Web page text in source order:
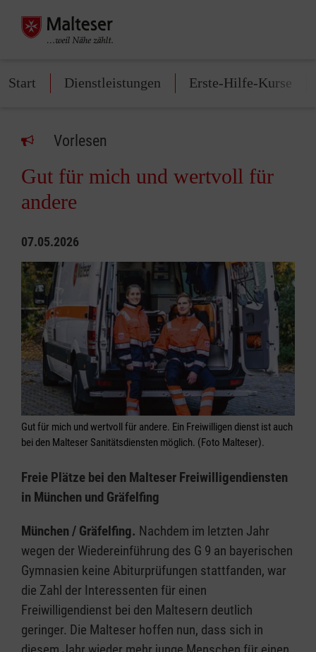
Start Dienstleistungen Erste-Hilfe-Kurse
Vorlesen
Gut für mich und wertvoll für
andere
07.05.2026
Gut für mich und wertvoll für andere. Ein Freiwilligen dienst ist auch
bei den Malteser Sanitätsdiensten möglich. (Foto Malteser).
Freie Plätze bei den Malteser Freiwilligendiensten
in München und Gräfelfing
München / Gräfelfing. Nachdem im letzten Jahr
wegen der Wiedereinführung des G 9 an bayerischen
Gymnasien keine Abiturprüfungen stattfanden, war
die Zahl der Interessenten für einen
Freiwilligendienst bei den Maltesern deutlich
geringer. Die Malteser hoffen nun, dass sich in